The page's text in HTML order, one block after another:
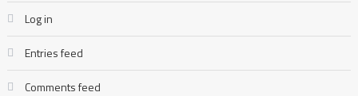
Log in
Entries feed
Comments feed